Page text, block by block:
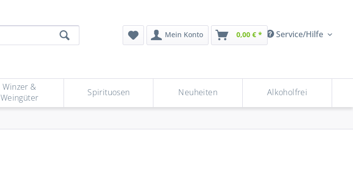
Service/Hilfe
Mein Konto 0,00 € *
Winzer &
Weingüter
Spirituosen Neuheiten Alkoholfrei